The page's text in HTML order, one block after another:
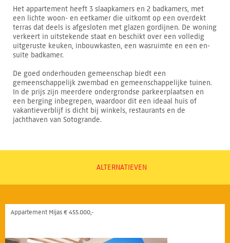
Het appartement heeft 3 slaapkamers en 2 badkamers, met
een lichte woon- en eetkamer die uitkomt op een overdekt
terras dat deels is afgesloten met glazen gordijnen. De woning
verkeert in uitstekende staat en beschikt over een volledig
uitgeruste keuken, inbouwkasten, een wasruimte en een en-
suite badkamer.
De goed onderhouden gemeenschap biedt een
gemeenschappelijk zwembad en gemeenschappelijke tuinen.
In de prijs zijn meerdere ondergrondse parkeerplaatsen en
een berging inbegrepen, waardoor dit een ideaal huis of
vakantieverblijf is dicht bij winkels, restaurants en de
jachthaven van Sotogrande.
ALTERNATIEVEN
Appartement Mijas € 455.000,-